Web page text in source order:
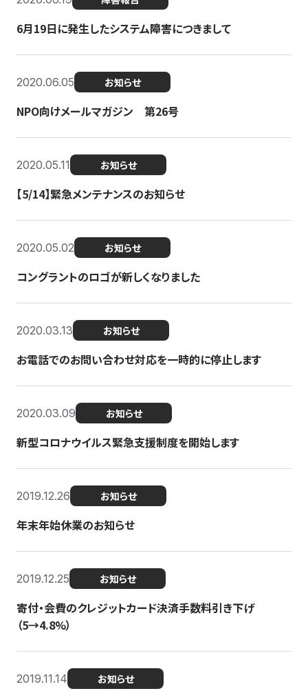
6月19日に発生したシステム障害につきまして
2020.06.05 お知らせ
NPO向けメールマガジン 第26号
2020.05.11 お知らせ
【5/14】緊急メンテナンスのお知らせ
2020.05.02 お知らせ
コングラントのロゴが新しくなりました
2020.03.13 お知らせ
お電話でのお問い合わせ対応を一時的に停止します
2020.03.09 お知らせ
新型コロナウイルス緊急支援制度を開始します
2019.12.26 お知らせ
年末年始休業のお知らせ
2019.12.25 お知らせ
寄付・会費のクレジットカード決済手数料引き下げ
（5→4.8%）
2019.11.14 お知らせ